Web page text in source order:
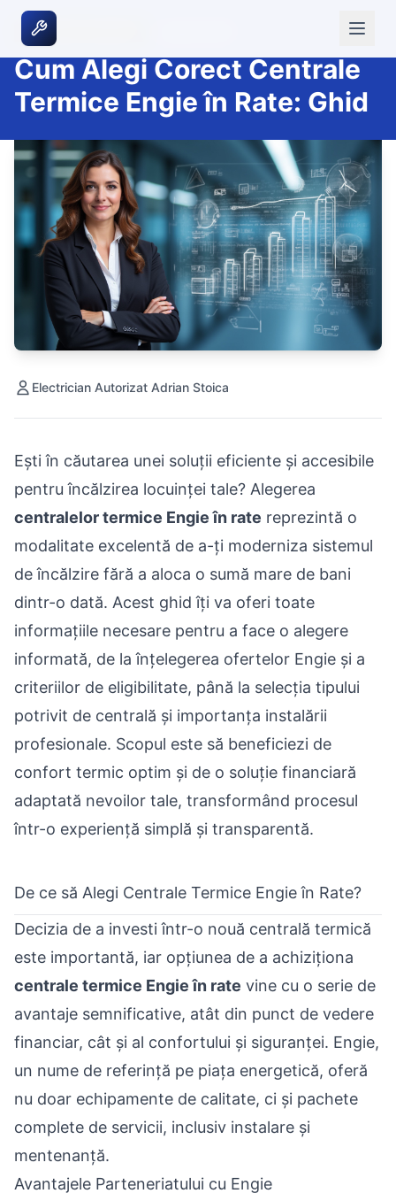
ENERGIE & CONFORT
Cum Alegi Corect Centrale
Termice Engie în Rate: Ghid
Electrician Autorizat Adrian Stoica
Ești în căutarea unei soluții eficiente și accesibile
pentru încălzirea locuinței tale? Alegerea
centralelor termice Engie în rate reprezintă o
modalitate excelentă de a-ți moderniza sistemul
de încălzire fără a aloca o sumă mare de bani
dintr-o dată. Acest ghid îți va oferi toate
informațiile necesare pentru a face o alegere
informată, de la înțelegerea ofertelor Engie și a
criteriilor de eligibilitate, până la selecția tipului
potrivit de centrală și importanța instalării
profesionale. Scopul este să beneficiezi de
confort termic optim și de o soluție financiară
adaptată nevoilor tale, transformând procesul
într-o experiență simplă și transparentă.
De ce să Alegi Centrale Termice Engie în Rate?
Decizia de a investi într-o nouă centrală termică
este importantă, iar opțiunea de a achiziționa
centrale termice Engie în rate vine cu o serie de
avantaje semnificative, atât din punct de vedere
financiar, cât și al confortului și siguranței. Engie,
un nume de referință pe piața energetică, oferă
nu doar echipamente de calitate, ci și pachete
complete de servicii, inclusiv instalare și
mentenanță.
Avantajele Parteneriatului cu Engie